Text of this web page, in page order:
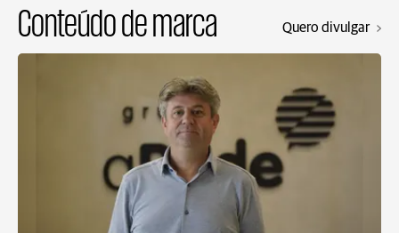
Conteúdo de marca Quero divulgar